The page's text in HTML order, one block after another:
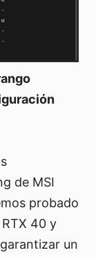
de MSI
probado
40 y
un